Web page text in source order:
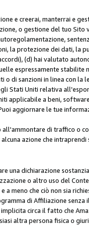
e creerai, manterrai e
o gestione del tuo
la protezione dei dati, la
(d) hai valutato
espressamente
di sanzioni in linea con la
Stati Uniti relativa
applicabile a beni,
aggiornare le tue
all'ammontare di traffico o
azione che
una dichiarazione
o altro uso del
meno che ciò non sia
di Affiliazione
circa il fatto che
altra persona fisica o